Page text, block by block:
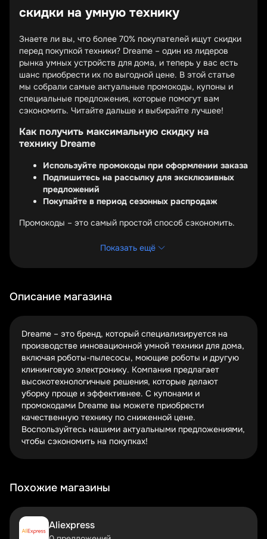
скидки на умную технику
Знаете ли вы, что более 70% покупателей ищут скидки
перед покупкой техники? Dreame – один из лидеров
рынка умных устройств для дома, и теперь у вас есть
шанс приобрести их по выгодной цене. В этой статье
мы собрали самые актуальные промокоды, купоны и
специальные предложения, которые помогут вам
сэкономить. Читайте дальше и выбирайте лучшее!
Как получить максимальную скидку на
технику Dreame
Используйте промокоды при оформлении заказа
Подпишитесь на рассылку для эксклюзивных
предложений
Покупайте в период сезонных распродаж
Промокоды – это самый простой способ сэкономить.
и система автоматически применит скидку. Некоторые
процент от стоимости. Проверяйте условия перед
Подписка на email-рассылку Dreame открывает доступ к
эксклюзивным акциям. Компания часто отправляет
персональные купоны подписчикам, которые нельзя
найти в открытом доступе. Это отличный способ быть в
курсе самых выгодных предложений.
Черная пятница, Киберпонедельник, Новогодние
распродажи – в эти периоды скидки достигают 30-50%.
Если ваша покупка не срочная, дождитесь сезонного
снижения цен. Так вы сможете купить премиальную
технику по бюджетной стоимости.
Топ-3 категории товаров Dreame, на которые
навигацией
Роботы-пылесосы Dreame оснащены лазерной
Показать ещё
Описание магазина
Dreame – это бренд, который специализируется на
производстве инновационной умной техники для дома,
включая роботы-пылесосы, моющие роботы и другую
клининговую электронику. Компания предлагает
высокотехнологичные решения, которые делают
уборку проще и эффективнее. С купонами и
промокодами Dreame вы можете приобрести
качественную технику по сниженной цене.
Воспользуйтесь нашими актуальными предложениями,
чтобы сэкономить на покупках!
Похожие магазины
Aliexpress